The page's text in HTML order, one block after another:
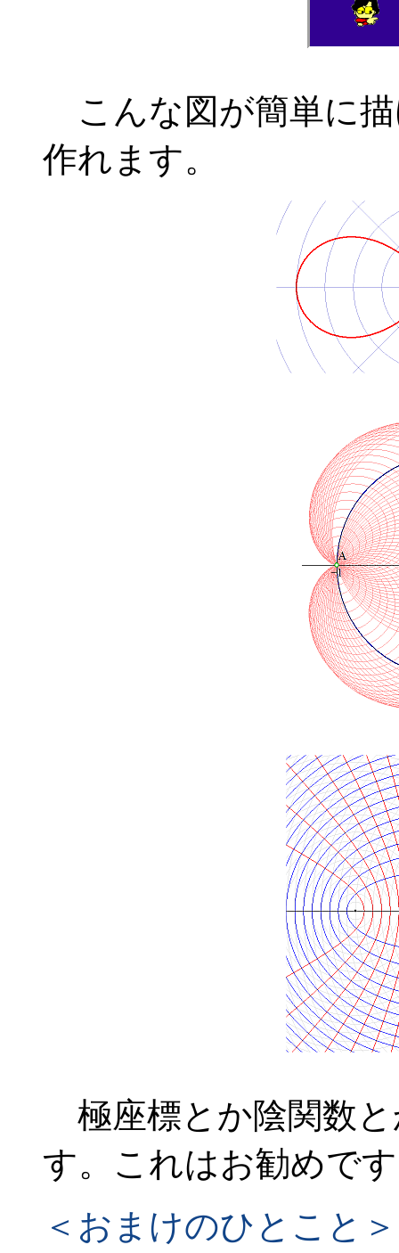
こんな図が簡単に
作れます。
極座標とか陰関数
す。これはお勧めで
＜おまけのひとこと＞